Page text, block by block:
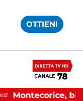
OTTIENI